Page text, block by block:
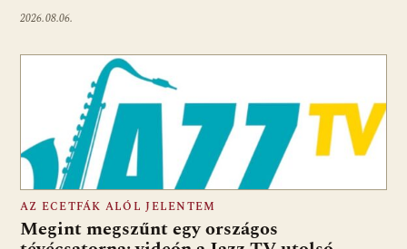
2026.08.06.
AZ ECETFÁK ALÓL JELENTEM
Megint megszűnt egy országos